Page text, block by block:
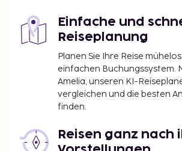
täglich von 07:30 Uhr bis 11:00 Uhr
Frühstücksbuffet angeboten.
Aufpreis für das
für Erwachsene und ca. 9 EUR
Parkplätze ohne Parkservice
EUR pro Nacht
Früher Check-in gegen Gebühr
Später Check-out gegen
nach Verfügbarkeit)
Einfache und
Reiseplanung
Planen Sie Ihre Reise
einfachen Buchungssystem.
Amelia, unseren KI-
vergleichen und die besten
finden.
Reisen ganz nach